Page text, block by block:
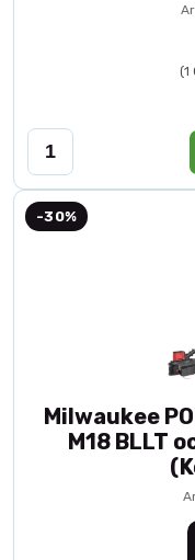
(1
-30%
Milwaukee
M18 BLLT